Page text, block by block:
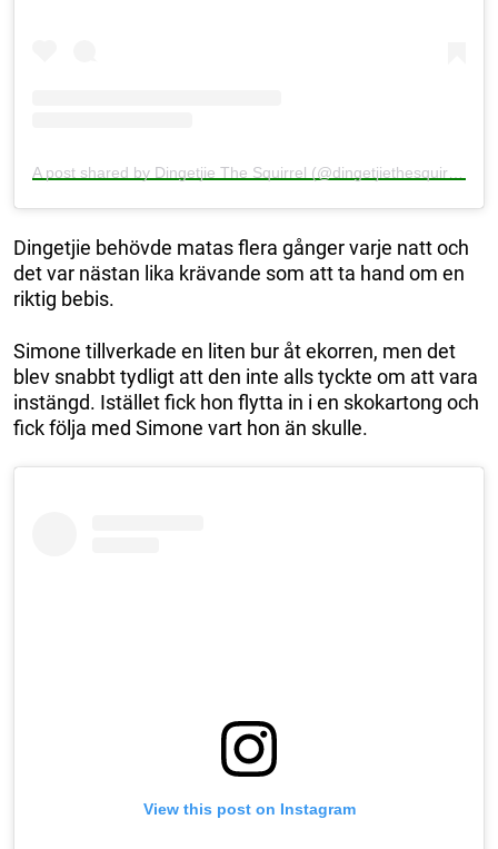
Dingetjie behövde matas flera gånger varje natt och
det var nästan lika krävande som att ta hand om en
riktig bebis.
Simone tillverkade en liten bur åt ekorren, men det
blev snabbt tydligt att den inte alls tyckte om att vara
instängd. Istället fick hon flytta in i en skokartong och
fick följa med Simone vart hon än skulle.
View this post on Instagram